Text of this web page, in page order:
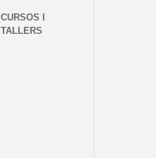
CURSOS I
TALLERS